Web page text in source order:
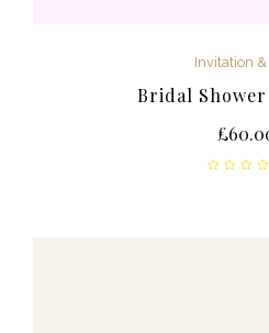
Invitation &
Bridal
£